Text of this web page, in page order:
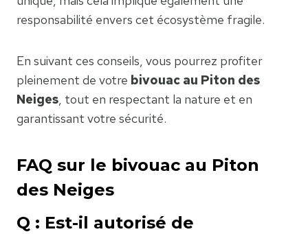
responsabilité envers cet écosystème fragile.
En suivant ces conseils, vous pourrez profiter
pleinement de votre bivouac au Piton des
Neiges, tout en respectant la nature et en
garantissant votre sécurité.
FAQ sur le bivouac au Piton
des Neiges
Q : Est-il autorisé de